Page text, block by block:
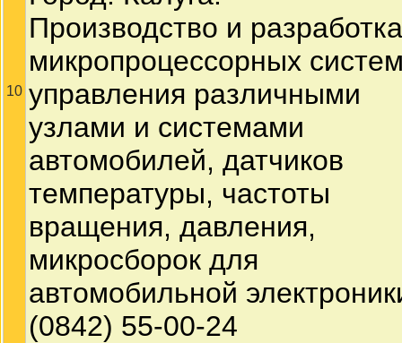
10
Производство и разработка
микропроцессорных
управления различными
узлами и системами
автомобилей, датчиков
температуры, частоты
вращения, давления,
микросборок для
автомобильной
(0842) 55-00-24